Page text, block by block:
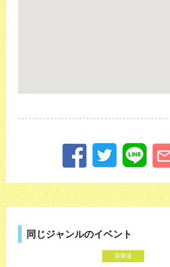
同じジャンルのイベント
茶華道